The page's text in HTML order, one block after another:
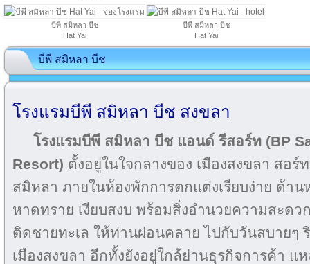
บีพี สมิหลา บีช
Hat Yai
บีพี สมิหลา บีช
Hat Yai
บีพี สมิหลา บีช
โรงแรมบีพี สมิหลา บีช สงขลา
โรงแรมบีพี สมิหลา บีช แอนด์ รีสอร์ท (BP
Resort) ตั้งอยู่ในใจกลางของ เมืองสงขลา สอ
สมิหลา ภายในห้องพักการตกแต่งเรียบง่าย ด้าน
หาดทราย เงียบสงบ พร้อมสิ่งอำนวยความสะด
ติดชายทะเล ให้ท่านผ่อนคลาย ไปกับวันสบายๆ
เมืองสงขลา อีกทั้งยังอยู่ใกล้ย่านธุรกิจการค้า แ